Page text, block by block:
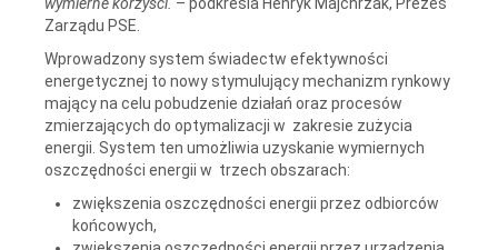
Zarządu PSE.
Wprowadzony system świadectw efektywności
energetycznej to nowy stymulujący mechanizm rynkowy
mający na celu pobudzenie działań oraz procesów
zmierzających do optymalizacji w zakresie zużycia
energii. System ten umożliwia uzyskanie wymiernych
oszczędności energii w trzech obszarach:
zwiększenia oszczędności energii przez odbiorców
końcowych,